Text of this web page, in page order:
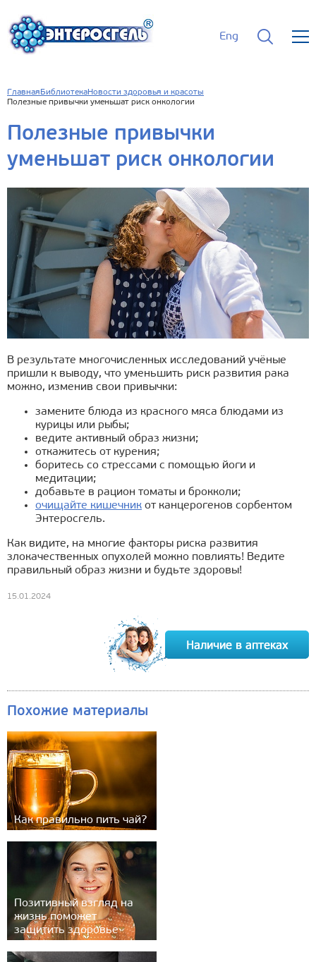
Eng
Главная БиблиотекаНовости здоровья и красоты
Полезные привычки уменьшат риск онкологии
Полезные привычки
уменьшат риск онкологии
В результате многочисленных исследований учёные
пришли к выводу, что уменьшить риск развития рака
можно, изменив свои привычки:
замените блюда из красного мяса блюдами из
курицы или рыбы;
ведите активный образ жизни;
откажитесь от курения;
боритесь со стрессами с помощью йоги и
медитации;
добавьте в рацион томаты и брокколи;
очищайте кишечник от канцерогенов сорбентом
Энтеросгель.
Как видите, на многие факторы риска развития
злокачественных опухолей можно повлиять! Ведите
правильный образ жизни и будьте здоровы!
15.01.2024
Похожие материалы
Как правильно пить чай?
Позитивный взгляд на
жизнь поможет
защитить здоровье